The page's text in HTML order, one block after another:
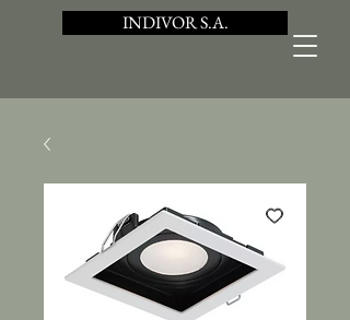
INDIVOR S.A.